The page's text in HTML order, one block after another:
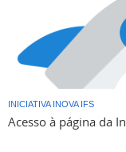
INICIATIVA INOVA IFS
Acesso à página da